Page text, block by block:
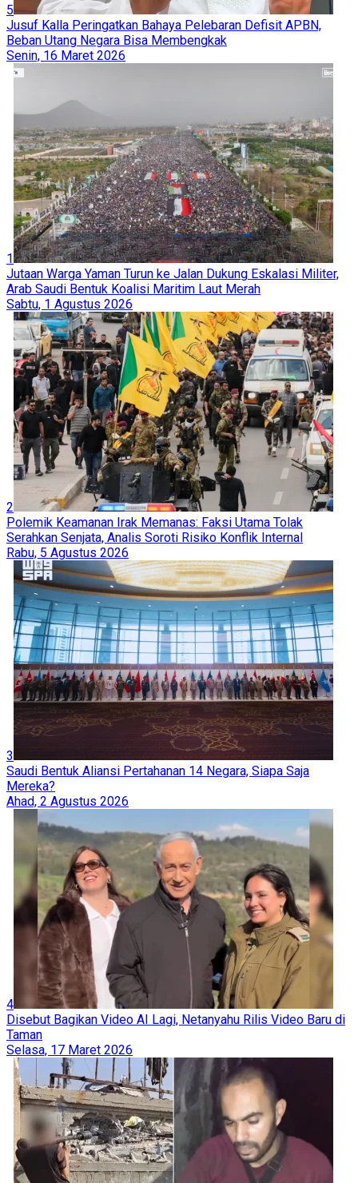
5
Jusuf Kalla Peringatkan Bahaya Pelebaran Defisit APBN,
Beban Utang Negara Bisa Membengkak
Senin, 16 Maret 2026
1
Jutaan Warga Yaman Turun ke Jalan Dukung Eskalasi Militer,
Arab Saudi Bentuk Koalisi Maritim Laut Merah
Sabtu, 1 Agustus 2026
2
Polemik Keamanan Irak Memanas: Faksi Utama Tolak
Serahkan Senjata, Analis Soroti Risiko Konflik Internal
Rabu, 5 Agustus 2026
3
Saudi Bentuk Aliansi Pertahanan 14 Negara, Siapa Saja
Mereka?
Ahad, 2 Agustus 2026
4
Disebut Bagikan Video AI Lagi, Netanyahu Rilis Video Baru di
Taman
Selasa, 17 Maret 2026